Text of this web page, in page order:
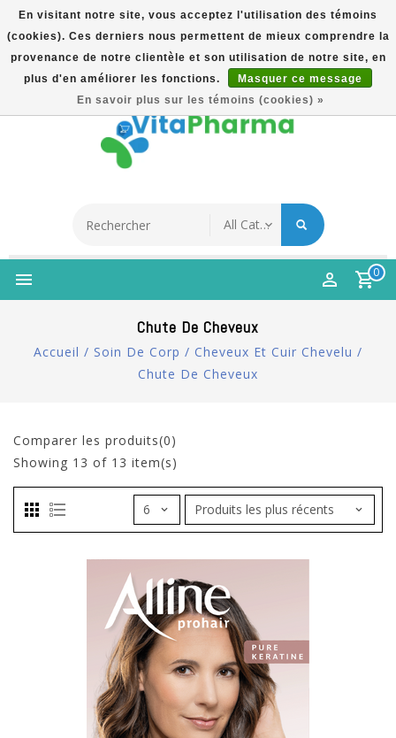
5% Korting Na Aanmelding Op Nieuwsbrief | Gratis
Verzending Vanaf €49 | Online Sinds 2007
Français
0
Chute De Cheveux
Accueil / Soin De Corp / Cheveux Et Cuir Chevelu /
Chute De Cheveux
Comparer les produits(0)
Showing 13 of 13 item(s)
En visitant notre site, vous acceptez l'utilisation des témoins
(cookies). Ces derniers nous permettent de mieux comprendre la
provenance de notre clientèle et son utilisation de notre site, en
plus d'en améliorer les fonctions.
Masquer ce message
En savoir plus sur les témoins (cookies) »